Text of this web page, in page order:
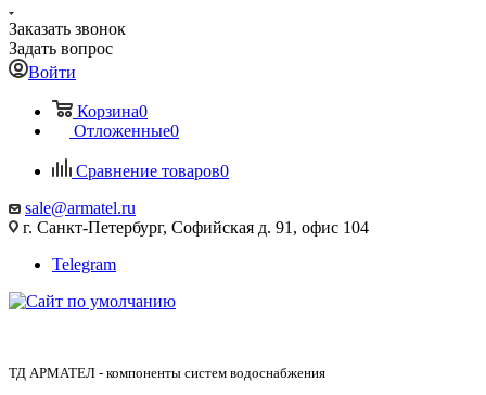
Заказать звонок
Задать вопрос
Войти
Корзина0
Отложенные0
Сравнение товаров0
sale@armatel.ru
г. Санкт-Петербург, Софийская д. 91, офис 104
Telegram
ТД АРМАТЕЛ - компоненты систем водоснабжения